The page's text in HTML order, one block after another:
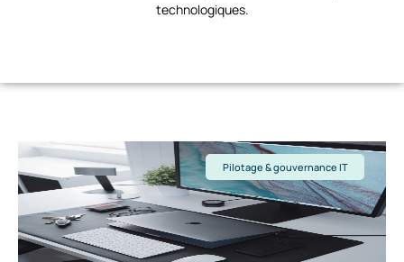
technologiques.
Pilotage & gouvernance IT